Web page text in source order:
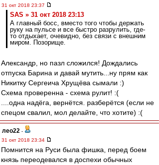
31 окт 2018 23:37
SAS » 31 окт 2018 23:13
А главный босс, вместо того чтобы держать
руку на пульсе и все быстро разрулить, где-
то отдыхает, очевидно, без связи с внешним
миром. Позорище.
Александр, но пазл сложился! Дождались
отпуска Барина и давай мутить...ну прям как
Никитку Сергеича Хрущёва сымали :)
Схема проверенна - схема рулит! :(
....одна надёга, вернётся. разберётся (если не
спецом свалил, мол делайте, что хотите) :(
лео22 -
31 окт 2018 23:34
Помнится на Руси была фишка, перед боем
князь переодевался в доспехи обычных